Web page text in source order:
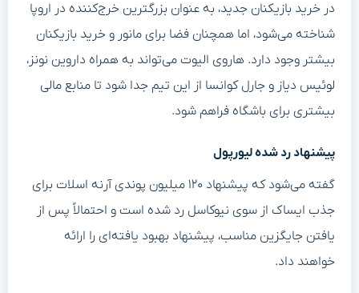
در خرید بازیکنان جدید، به عنوان بزرگترین خرج‌کننده در اروپا
شناخته می‌شود، اما همچنان فضا برای مانور و خرید بازیکنان
بیشتر وجود دارد. هاروی الیوت می‌تواند به همراه داروین نونز،
لوئیس دیاز و جارل کوانسا از این تیم جدا شود تا منابع مالی
بیشتری برای باشگاه فراهم شود.
پیشنهاد رد شده لیورپول
گفته می‌شود که پیشنهاد ۱۲۰ میلیون پوندی آرنه اسلات برای
جذب ایساک از سوی نیوکاسل رد شده است و احتمالاً پس از
یافتن جایگزین مناسب، پیشنهاد بهبود یافته‌ای را ارائه
خواهند داد.